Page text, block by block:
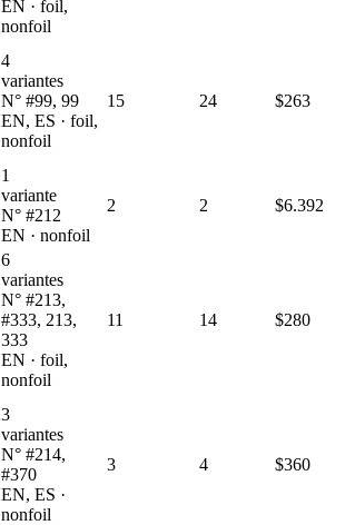
EN · foil,
nonfoil
4
variantes
N° #99, 99
EN, ES · foil,
nonfoil
15 24 $263
1
variante
N° #212
EN · nonfoil
2 2 $6.392
6
variantes
N° #213,
#333, 213,
333
EN · foil,
nonfoil
11 14 $280
3
variantes
N° #214,
#370
EN, ES ·
nonfoil
3 4 $360